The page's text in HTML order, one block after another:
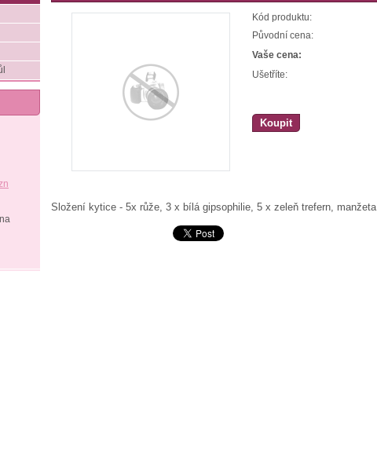
Kód produktu:
Původní cena:
Vaše cena:
Ušetříte:
Koupit
Složení kytice - 5x růže, 3 x bílá gipsophilie, 5 x zeleň trefern, manžeta